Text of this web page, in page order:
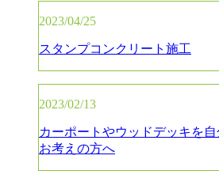
2023/04/25
スタンプコンクリート施工
2023/02/13
カーポートやウッドデッキを
お考えの方へ